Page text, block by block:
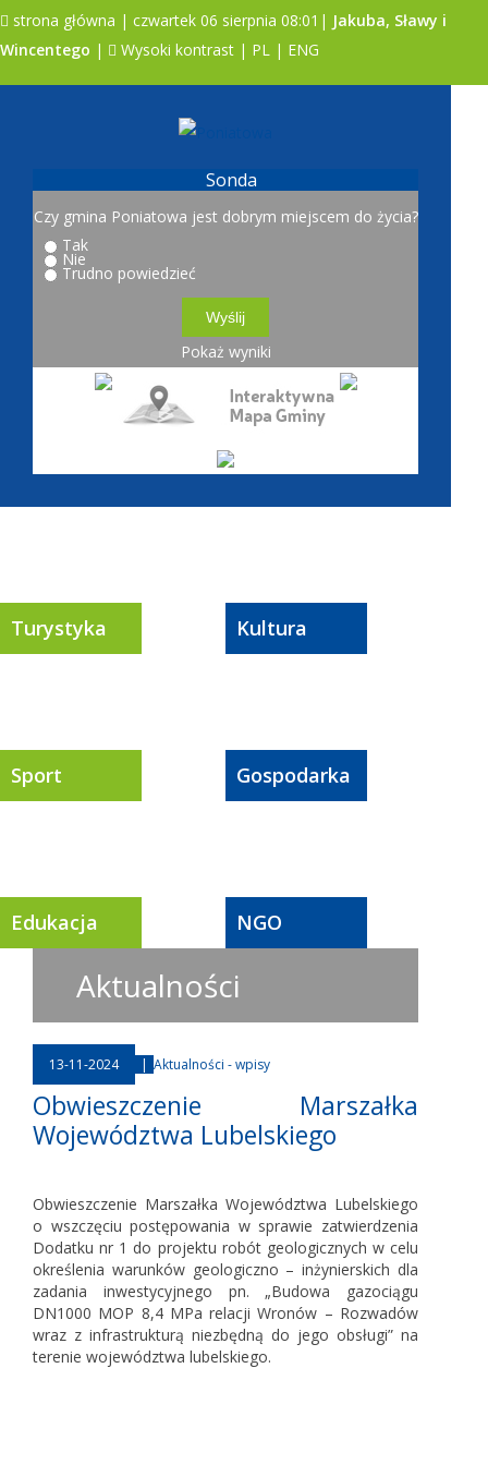
strona główna | czwartek 06 sierpnia 08:01| Jakuba, Sławy i
Wincentego | Wysoki kontrast | PL | ENG
Sonda
Czy gmina Poniatowa jest dobrym miejscem do życia?
Tak
Nie
Trudno powiedzieć
Pokaż wyniki
Turystyka Kultura
Sport Gospodarka
Edukacja NGO
Aktualności
13-11-2024 | Aktualności - wpisy
Obwieszczenie Marszałka
Województwa Lubelskiego
Obwieszczenie Marszałka Województwa Lubelskiego
o wszczęciu postępowania w sprawie zatwierdzenia
Dodatku nr 1 do projektu robót geologicznych w celu
określenia warunków geologiczno – inżynierskich dla
zadania inwestycyjnego pn. „Budowa gazociągu
DN1000 MOP 8,4 MPa relacji Wronów – Rozwadów
wraz z infrastrukturą niezbędną do jego obsługi” na
terenie województwa lubelskiego.